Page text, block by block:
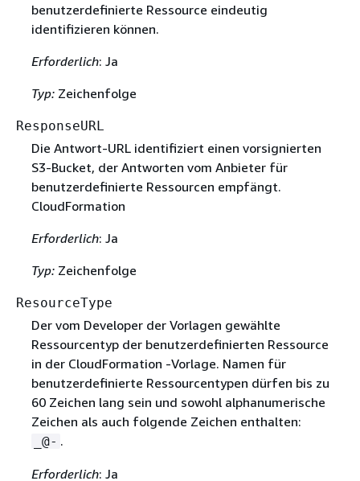
benutzerdefinierte Ressource eindeutig
identifizieren können.
Erforderlich: Ja
Typ:Zeichenfolge
ResponseURL
Die Antwort-URL identifiziert einen vorsignierten
S3-Bucket, der Antworten vom Anbieter für
benutzerdefinierte Ressourcen empfängt.
CloudFormation
Erforderlich: Ja
Typ:Zeichenfolge
ResourceType
Der vom Developer der Vorlagen gewählte
Ressourcentyp der benutzerdefinierten Ressource
in der CloudFormation -Vorlage. Namen für
benutzerdefinierte Ressourcentypen dürfen bis zu
60 Zeichen lang sein und sowohl alphanumerische
Zeichen als auch folgende Zeichen enthalten:
_@- .
Erforderlich: Ja